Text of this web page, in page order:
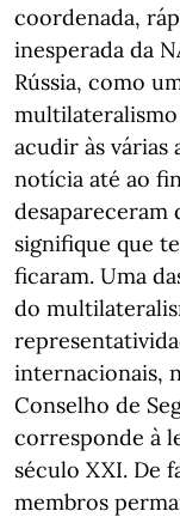
coordenada,
inesperada da
Rússia, como
multilateralismo
acudir às várias
notícia até ao
desapareceram
signifique que
ficaram. Uma
do
internacionais,
Conselho de
corresponde à
século XXI. De
membros